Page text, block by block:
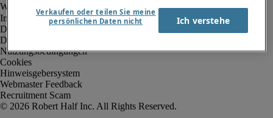
Impressum
Datenschutz
Datenschutz Arbeitnehmer/Zeitarbeitskräfte
Nutzungsbedingungen
Cookies
Hinweisgebersystem
Webmaster Feedback
Recruitment Scam
Verkaufen oder teilen Sie meine
persönlichen Daten nicht
Ich verstehe